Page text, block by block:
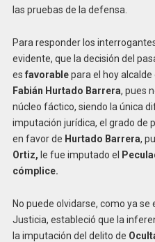
las pruebas de la defensa.
Para responder los
evidente, que la decisión del
es favorablepara el hoy alcalde
Fabián Hurtado Barrera, pues
núcleo fáctico, siendo la única
imputación jurídica, el grado de
en favor de Hurtado Barrera,
Ortiz, le fue imputado el
cómplice.
No puede olvidarse, como ya
Justicia, estableció que la
la imputación del delito de